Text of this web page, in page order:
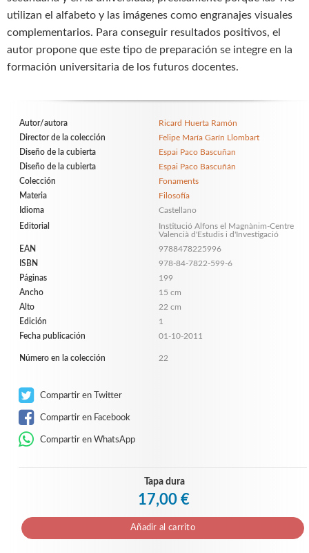
utilizan el alfabeto y las imágenes como engranajes visuales
complementarios. Para conseguir resultados positivos, el
autor propone que este tipo de preparación se integre en la
formación universitaria de los futuros docentes.
Autor/autora
Ricard Huerta Ramón
Director de la colección
Felipe María Garín Llombart
Diseño de la cubierta
Espai Paco Bascuñan
Diseño de la cubierta
Espai Paco Bascuñán
Colección
Fonaments
Materia
Filosofía
Idioma
Castellano
Editorial
Institució Alfons el Magnànim-Centre
Valencià d'Estudis i d'Investigació
EAN
9788478225996
ISBN
978-84-7822-599-6
Páginas
199
Ancho
15 cm
Alto
22 cm
Edición
1
Fecha publicación
01-10-2011
Número en la colección 22
Compartir en Twitter
Compartir en Facebook
Compartir en WhatsApp
Tapa dura
17,00 €
Añadir al carrito